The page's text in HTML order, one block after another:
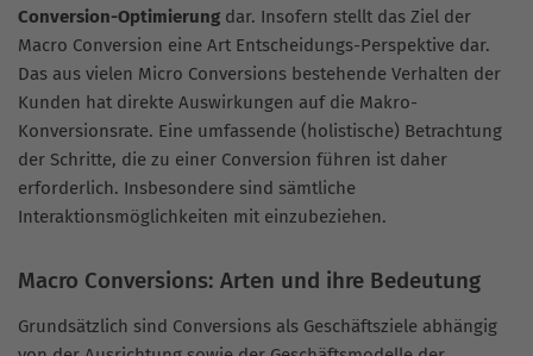
Conversion-Optimierung dar. Insofern stellt das Ziel der
Macro Conversion eine Art Entscheidungs-Perspektive dar.
Das aus vielen Micro Conversions bestehende Verhalten der
Kunden hat direkte Auswirkungen auf die Makro-
Konversionsrate. Eine umfassende (holistische) Betrachtung
der Schritte, die zu einer Conversion führen ist daher
erforderlich. Insbesondere sind sämtliche
Interaktionsmöglichkeiten mit einzubeziehen.
Macro Conversions: Arten und ihre Bedeutung
Grundsätzlich sind Conversions als Geschäftsziele abhängig